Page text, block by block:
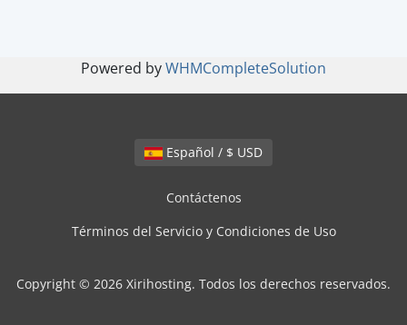
Powered byWHMCompleteSolution
Español / $ USD
Contáctenos
Términos del Servicio y Condiciones de Uso
Copyright © 2026 Xirihosting. Todos los derechos reservados.